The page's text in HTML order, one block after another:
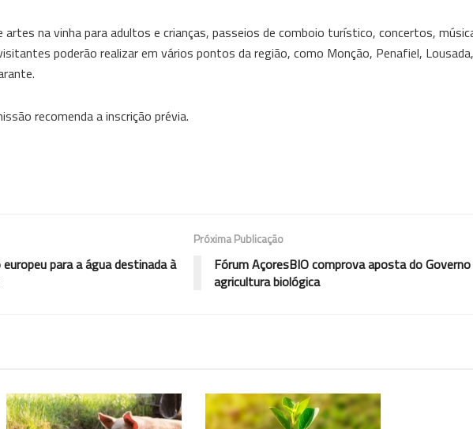
artes na vinha para adultos e crianças, passeios de comboio turístico, concertos,
poderão realizar em vários pontos da região, como Monção, Penafiel,
recomenda a inscrição prévia.
para a água destinada à
Próxima Publicação
Fórum AçoresBIO comprova aposta do
agricultura biológica